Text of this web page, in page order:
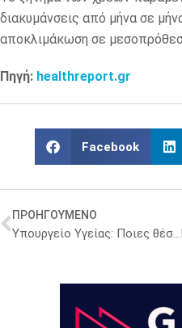
διακυμάνσεις από μήνα σε
αποκλιμάκωση σε
Πηγή: healthreport.gr
Facebook
ΠΡΟΗΓΟΥΜΕΝΟ
Υπουργείο Υγείας: Ποιες θέσεις σε μεγάλους Οργανισμούς δεν θα προκηρυχθούν μέσω ΑΣΕΠ πριν τις εκλογές – Όλες οι πληροφορίες